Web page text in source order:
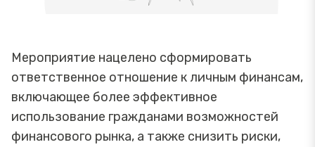
Мероприятие нацелено сформировать
ответственное отношение к личным финансам,
включающее более эффективное
использование гражданами возможностей
финансового рынка, а также снизить риски,